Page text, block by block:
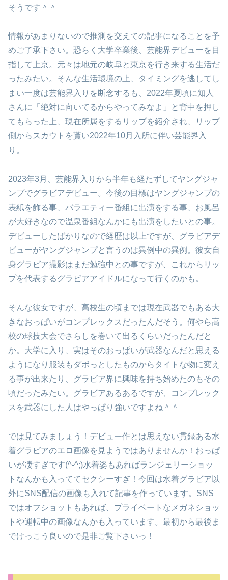
そうです＾＾
情報があまりないので推測を交えての記事になることを予
めご了承下さい。恐らく大学卒業後、芸能界デビューを目
指して上京。元々は地元の岐阜と東京を行き来する生活だ
ったみたい。そんな生活環境の上、タイミングを逃してし
まい一度は芸能界入りを断念するも、2022年夏頃に知人
さんに「絶対に向いてるからやってみなよ」と背中を押し
てもらった上、現在所属をするリップを紹介され、リップ
側からスカウトを貰い2022年10月入所に伴い芸能界入
り。
2023年3月、芸能界入りから半年も経たずしてヤングジャ
ンプでグラビアデビュー。今後の目標はヤングジャンプの
表紙を飾る事、バラエティー番組に出演をする事、お風呂
が大好きなので温泉番組なんかにも出演をしたいとの事。
デビューしたばかりなので経歴は以上ですが、グラビアデ
ビューがヤングジャンプと言うのは異例中の異例。彼女自
身グラビア撮影はまだ勉強中との事ですが、これからリッ
プを代表するグラビアアイドルになって行くのかも。
そんな彼女ですが、高校生の頃までは現在武器でもある大
きなおっぱいがコンプレックスだったんだそう。何やら高
校の球技大会でさらしを巻いて出るくらいだったんだと
か。大学に入り、実はそのおっぱいが武器なんだと思える
ようになり服装もダボっとしたものからタイトな物に変え
る事が出来たり、グラビア界に興味を持ち始めたのもその
頃だったみたい。グラビアあるあるですが、コンプレック
スを武器にした人はやっぱり強いですよね＾＾
では見てみましょう！デビュー作とは思えない貫録ある水
着グラビアのエロ画像を見ようではありませんか！おっぱ
いが凄すぎです(^-^;)水着姿もあればランジェリーショッ
トなんかも入っててセクシーすぎ！今回は水着グラビア以
外にSNS配信の画像も入れて記事を作っています。SNS
ではオフショットもあれば、プライベートなメガネショッ
トや運転中の画像なんかも入っています。最初から最後ま
でけっこう良いので是非ご覧下さいっ！